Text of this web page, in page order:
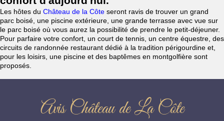
Les hôtes du Château de la Côte seront ravis de trouver un grand
parc boisé, une piscine extérieure, une grande terrasse avec vue sur
le parc boisé où vous aurez la possibilité de prendre le petit-déjeuner.
Pour parfaire votre confort, un court de tennis, un centre équestre, des
circuits de randonnée restaurant dédié à la tradition périgourdine et,
pour les loisirs, une piscine et des baptêmes en montgolfière sont
proposés.
Avis Château de La Côte